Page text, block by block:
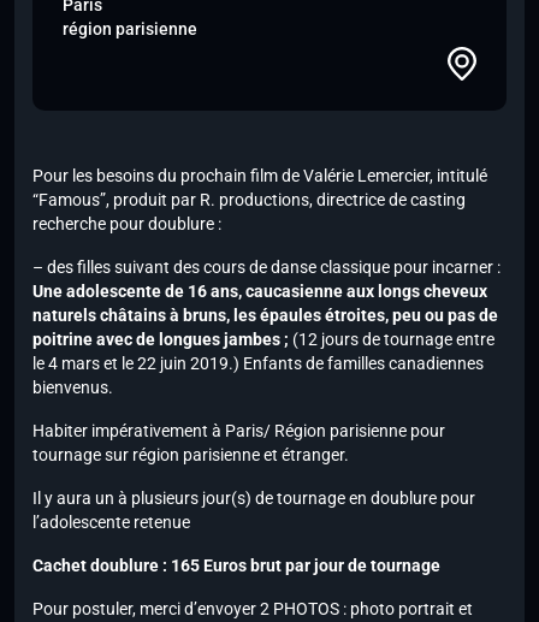
Paris
région parisienne
Pour les besoins du prochain film de Valérie Lemercier, intitulé
“Famous”, produit par R. productions, directrice de casting
recherche pour doublure :
– des filles suivant des cours de danse classique pour incarner :
Une adolescente de 16 ans, caucasienne aux longs cheveux
naturels châtains à bruns, les épaules étroites, peu ou pas de
poitrine avec de longues jambes ; (12 jours de tournage entre
le 4 mars et le 22 juin 2019.) Enfants de familles canadiennes
bienvenus.
Habiter impérativement à Paris/ Région parisienne pour
tournage sur région parisienne et étranger.
Il y aura un à plusieurs jour(s) de tournage en doublure pour
l’adolescente retenue
Cachet doublure : 165 Euros brut par jour de tournage
Pour postuler, merci d’envoyer 2 PHOTOS : photo portrait et